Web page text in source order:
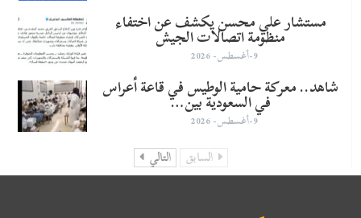
مستشار علي محسن يكشف عن اختفاء
منظومة اتصالات الجيش
9-أغسطس- 2026
شاهد.. معركة حامية الوطيس في قاعة أعراس
في السعودية بين…
9-أغسطس- 2026
السابق التالي